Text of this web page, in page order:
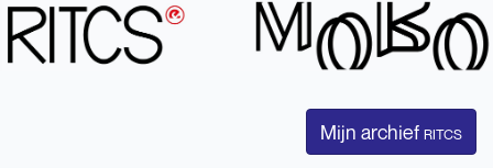
Mijn archief RITCS